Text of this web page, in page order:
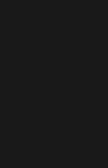
ventana)
ventana)